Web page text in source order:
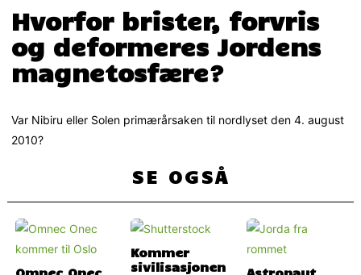
Hvorfor brister, forvris
og deformeres Jordens
magnetosfære?
Var Nibiru eller Solen primærårsaken til nordlyset den 4. august
2010?
SE OGSÅ
Omnec Onec
Kommer
sivilisasjonen
Astronaut